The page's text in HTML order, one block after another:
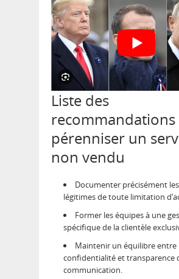
Liste des
pérenniser un
non vendu
Documenter précisément
légitimes de toute limitation
Former les équipes à une
spécifique de la clientèle
Maintenir un équilibre entre
confidentialité et transparence
communication.